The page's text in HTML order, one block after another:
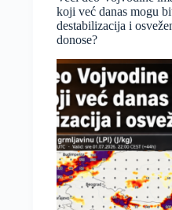
ponedeljka
koji već danas mogu
destabilizacija i
donose?